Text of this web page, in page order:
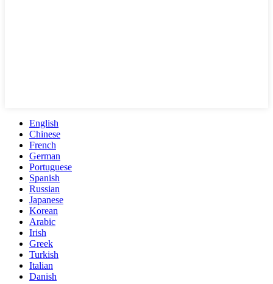
English
Chinese
French
German
Portuguese
Spanish
Russian
Japanese
Korean
Arabic
Irish
Greek
Turkish
Italian
Danish